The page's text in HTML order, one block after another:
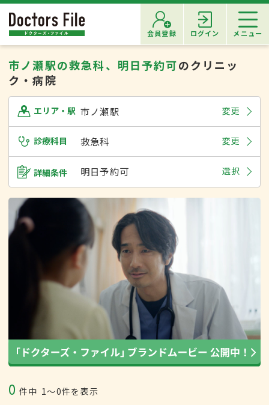
会員登録 ログイン メニュー
市ノ瀬駅の救急科、明日予約可のクリニッ
ク・病院
エリア・駅 市ノ瀬駅 変更
診療科目 救急科 変更
詳細条件 明日予約可 選択
0 件中 1〜0件を表示